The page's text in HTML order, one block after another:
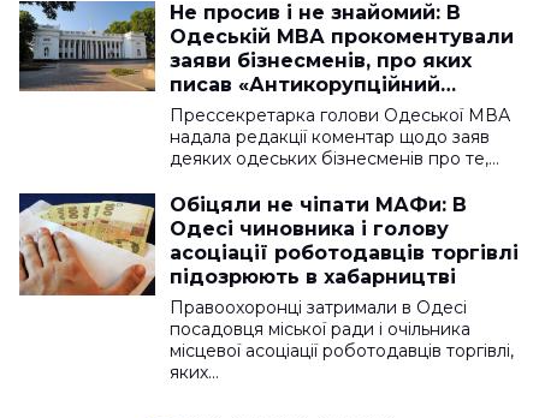
Не просив і не знайомий: В
Одеській МВА прокоментували
заяви бізнесменів, про яких
писав «Антикорупційний
вимір»
Прессекретарка голови Одеської МВА
надала редакції коментар щодо заяв
деяких одеських бізнесменів про те,…
Обіцяли не чіпати МАФи: В
Одесі чиновника і голову
асоціації роботодавців торгівлі
підозрюють в хабарництві
Правоохоронці затримали в Одесі
посадовця міської ради і очільника
місцевої асоціації роботодавців торгівлі,
яких…